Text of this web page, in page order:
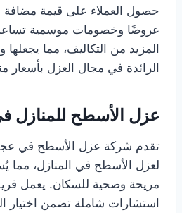
حصول العملاء على قيمة مضافة
عروضًا وخصومات موسمية تساعد
المزيد من التكاليف، مما
الرائدة في مجال العزل بأسعار
عزل الأسطح للمنازل
تقدم شركة عزل الأسطح في
لعزل الأسطح في المنازل، مما
مريحة وصحية للسكان. يعمل
استشارات شاملة تضمن اختيار